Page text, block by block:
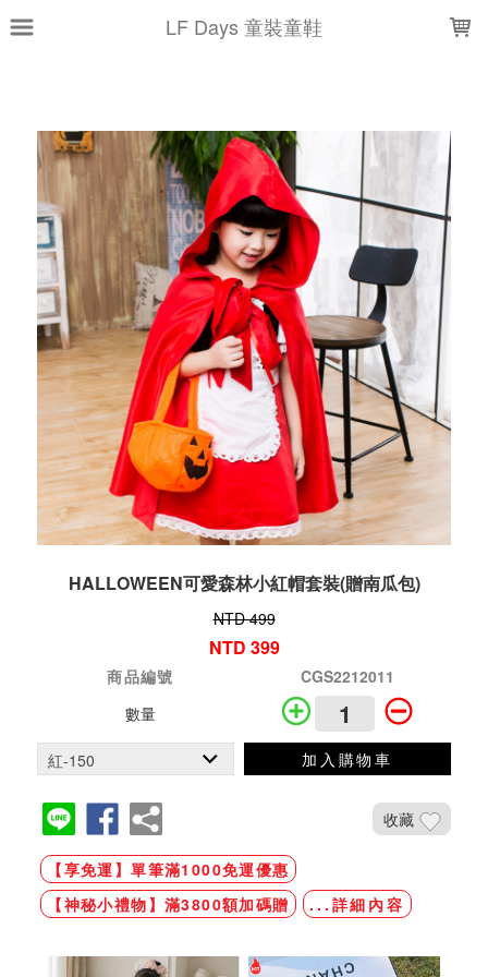
LF Days 童裝童鞋
HALLOWEEN可愛森林小紅帽套裝(贈南瓜包)
NTD 499
NTD 399
商品編號
CGS2212011
數量
加入購物車
收藏
【享免運】單筆滿1000免運優惠
【神秘小禮物】滿3800額加碼贈
...詳細內容